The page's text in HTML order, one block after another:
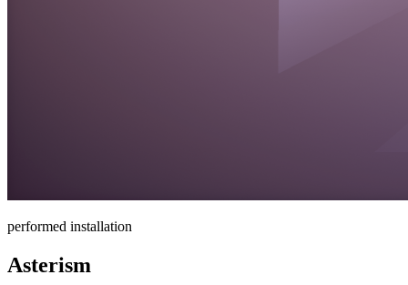
performed installation
Asterism